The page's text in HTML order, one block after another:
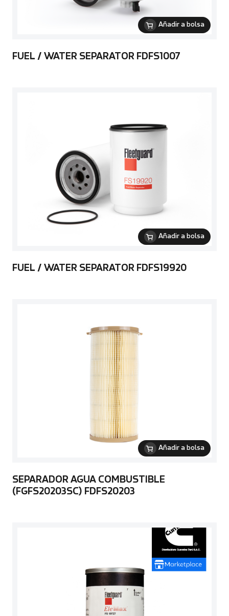
Añadir a bolsa
FUEL / WATER SEPARATOR FDFS1007
Añadir a bolsa
FUEL / WATER SEPARATOR FDFS19920
Añadir a bolsa
SEPARADOR AGUA COMBUSTIBLE
(FGFS20203SC) FDFS20203